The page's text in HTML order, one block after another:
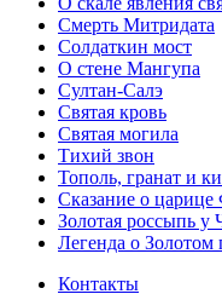
Смерть Митридата
Солдаткин мост
О стене Мангупа
Султан-Салэ
Святая кровь
Святая могила
Тихий звон
Тополь, гранат и
Сказание о царице
Золотая россыпь у
Легенда о Золотом
Контакты